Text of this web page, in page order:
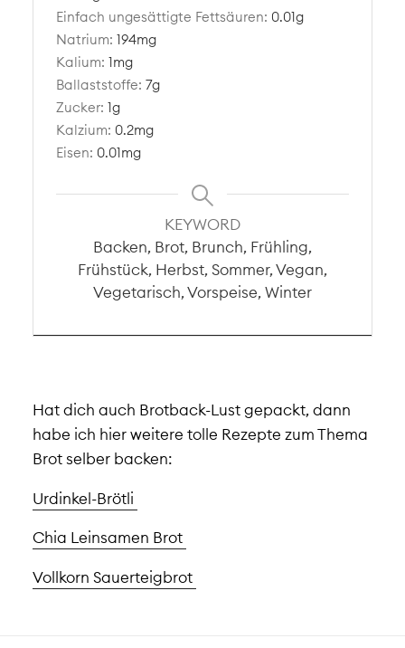
Einfach ungesättigte Fettsäuren: 0.01g
Natrium:194mg
Kalium:1mg
Ballaststoffe:7g
Zucker:1g
Kalzium: 0.2mg
Eisen: 0.01mg
KEYWORD
Backen, Brot, Brunch, Frühling,
Frühstück, Herbst, Sommer, Vegan,
Vegetarisch, Vorspeise, Winter
Hat dich auch Brotback-Lust gepackt, dann
habe ich hier weitere tolle Rezepte zum Thema
Brot selber backen:
Urdinkel-Brötli
Chia Leinsamen Brot
Vollkorn Sauerteigbrot